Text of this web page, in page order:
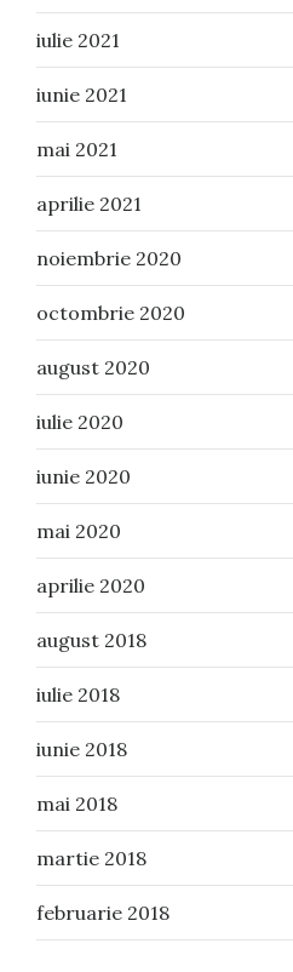
iulie 2021
iunie 2021
mai 2021
aprilie 2021
noiembrie 2020
octombrie 2020
august 2020
iulie 2020
iunie 2020
mai 2020
aprilie 2020
august 2018
iulie 2018
iunie 2018
mai 2018
martie 2018
februarie 2018